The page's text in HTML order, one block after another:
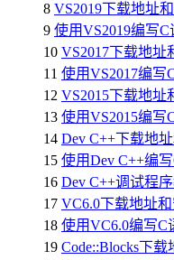
8 VS2019下载地址
9 使用VS2019编写
10 VS2017下载地址
11 使用VS2017编写
12 VS2015下载地址
13 使用VS2015编写
14 Dev C++下载地
15 使用Dev C++编
16 Dev C++调试程
17 VC6.0下载地址
18 使用VC6.0编写C
19 Code::Blocks下